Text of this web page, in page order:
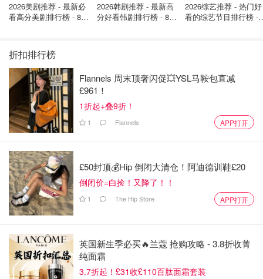
2026美剧推荐 - 最新必
看高分美剧排行榜 - 8月
2026韩剧推荐 - 最新高
分好看韩剧排行榜 - 8月
2026综艺推荐 - 热门好
看的综艺节目排行榜 -
折扣排行榜
Flannels 周末顶奢闪促💥YSL马鞍包直减
£961！
1折起+叠9折！
1 Flannels APP打开
£50封顶💰Hip 倒闭大清仓！阿迪德训鞋£20
倒闭价=白捡！又降了！！
1 The Hip Store APP打开
英国新生季必买🔥兰蔻 抢购攻略 - 3.8折收菁
纯面霜
3.7折起！£31收£110百肽面霜套装